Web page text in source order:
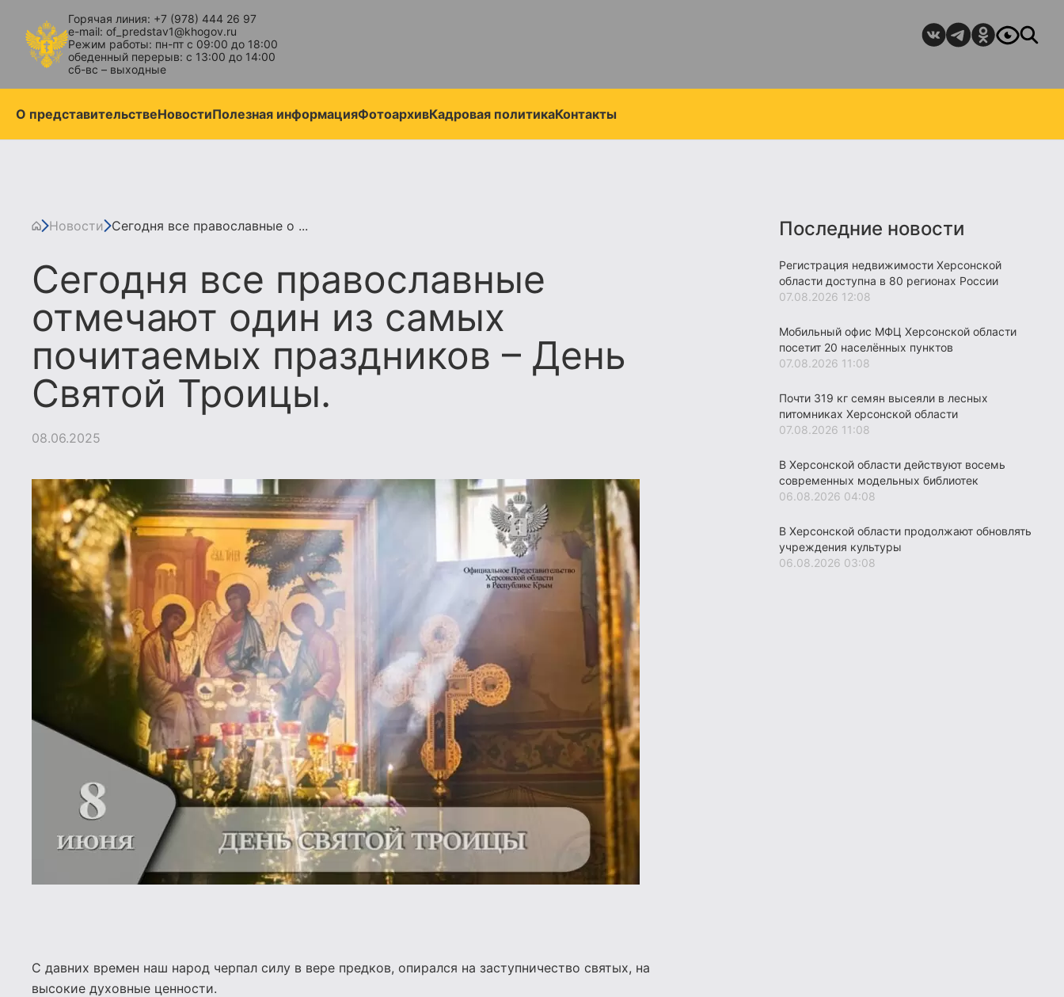
Горячая линия: +7 (978) 444 26 97
e-mail: of_predstav1@khogov.ru
Режим работы: пн-пт с 09:00 до 18:00
обеденный перерыв: с 13:00 до 14:00
сб-вс – выходные
О представительствеНовостиПолезная информацияФотоархивКадровая политикаКонтакты
Новости Сегодня все православные о ...
Сегодня все православные
отмечают один из самых
почитаемых праздников – День
Святой Троицы.
08.06.2025
С давних времен наш народ черпал силу в вере предков, опирался на заступничество святых, на
высокие духовные ценности.
Последние новости
Регистрация недвижимости Херсонской
области доступна в 80 регионах России
07.08.2026 12:08
Мобильный офис МФЦ Херсонской области
посетит 20 населённых пунктов
07.08.2026 11:08
Почти 319 кг семян высеяли в лесных
питомниках Херсонской области
07.08.2026 11:08
В Херсонской области действуют восемь
современных модельных библиотек
06.08.2026 04:08
В Херсонской области продолжают обновлять
учреждения культуры
06.08.2026 03:08